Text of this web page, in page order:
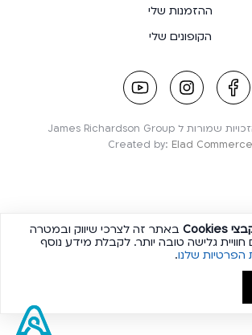
ההזמנות שלי
הקופונים שלי
facebook
link
instagram
link
Created by: Elad Commerce
Cookies באתר זה לצרכי שיווק ובמטרה
גלישה טובה יותר. לקבלת מידע נוסף
הפרטיות שלנו.